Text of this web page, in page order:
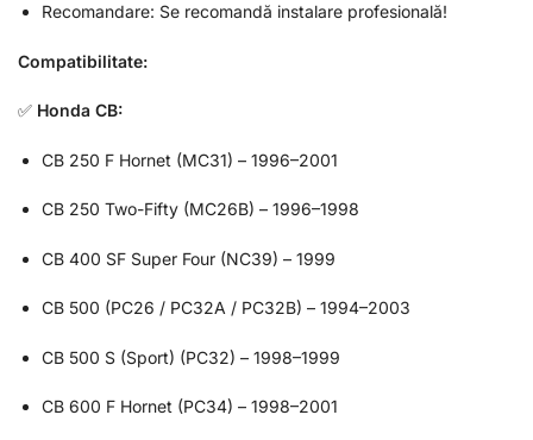
Recomandare: Se recomandă instalare profesională!
Compatibilitate:
✅ Honda CB:
CB 250 F Hornet (MC31) – 1996–2001
CB 250 Two-Fifty (MC26B) – 1996–1998
CB 400 SF Super Four (NC39) – 1999
CB 500 (PC26 / PC32A / PC32B) – 1994–2003
CB 500 S (Sport) (PC32) – 1998–1999
CB 600 F Hornet (PC34) – 1998–2001